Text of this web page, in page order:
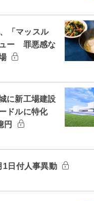
「マッスル
ー 罪悪感な
に新工場建設
ドルに特化
円
1日付人事異動